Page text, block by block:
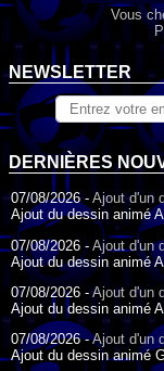
Vous
NEWSLETTER
DERNIÈRES
07/08/2026 -Ajout d'un
Ajout du dessin animé
07/08/2026 - Ajout d'un
Ajout du dessin animé
07/08/2026 -Ajout d'un
Ajout du dessin animé
07/08/2026 -Ajout d'un
Ajout du dessin animé